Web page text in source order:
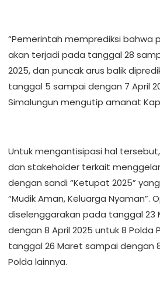
“Pemerintah memprediksi bahwa
akan terjadi pada tanggal 28
2025, dan puncak arus balik
tanggal 5 sampai dengan 7 April
Simalungun mengutip amanat
Untuk mengantisipasi hal tersebut,
dan stakeholder terkait
dengan sandi “Ketupat 2025”
“Mudik Aman, Keluarga Nyaman”.
diselenggarakan pada tanggal 23
dengan 8 April 2025 untuk 8 Polda
tanggal 26 Maret sampai dengan
Polda lainnya.